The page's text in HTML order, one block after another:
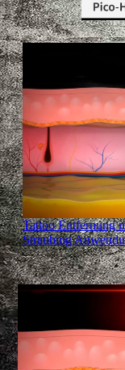
Tattoo Entfernung
Straubing